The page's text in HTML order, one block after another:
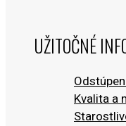
UŽITOČNÉ
Kvalita a